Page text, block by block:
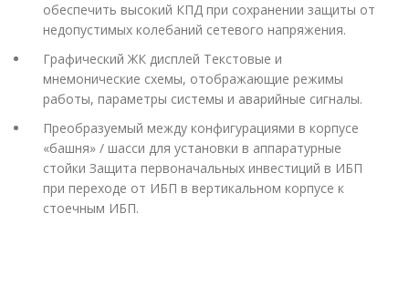
обеспечить высокий КПД при сохранении защиты от
недопустимых колебаний сетевого напряжения.
Графический ЖК дисплей Текстовые и
мнемонические схемы, отображающие режимы
работы, параметры системы и аварийные сигналы.
Преобразуемый между конфигурациями в корпусе
«башня» / шасси для установки в аппаратурные
стойки Защита первоначальных инвестиций в ИБП
при переходе от ИБП в вертикальном корпусе к
стоечным ИБП.